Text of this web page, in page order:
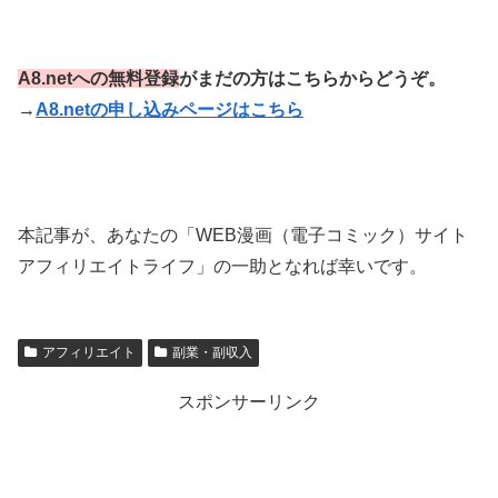
A8.netへの無料登録がまだの方はこちらからどうぞ。
→ A8.netの申し込みページはこちら
本記事が、あなたの「WEB漫画（電子コミック）サイト
アフィリエイトライフ」の一助となれば幸いです。
アフィリエイト 副業・副収入
スポンサーリンク